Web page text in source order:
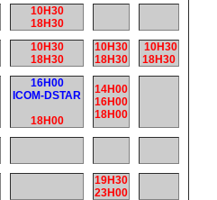
10H30
18H30
10H30
18H30
10H30
18H30
10H30
18H30
16H00
ICOM-DSTAR
18H00
14H00
16H00
18H00
19H30
23H00